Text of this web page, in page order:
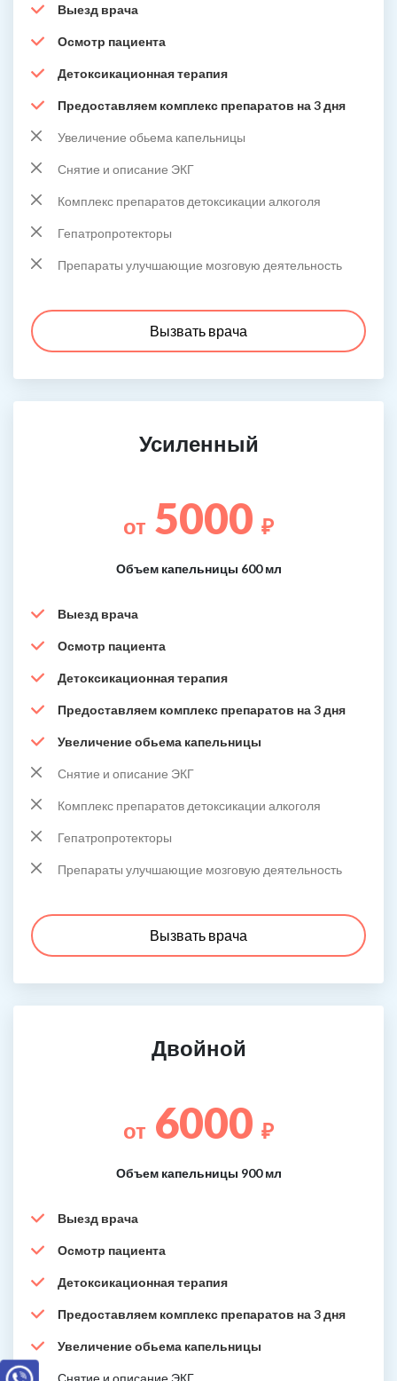
Выезд врача
Осмотр пациента
Детоксикационная терапия
Предоставляем комплекс препаратов на 3 дня
Увеличение обьема капельницы
Снятие и описание ЭКГ
Комплекс препаратов детоксикации алкоголя
Гепатропротекторы
Препараты улучшающие мозговую деятельность
Вызвать врача
Усиленный
от 5000 ₽
Объем капельницы 600 мл
Выезд врача
Осмотр пациента
Детоксикационная терапия
Предоставляем комплекс препаратов на 3 дня
Увеличение обьема капельницы
Снятие и описание ЭКГ
Комплекс препаратов детоксикации алкоголя
Гепатропротекторы
Препараты улучшающие мозговую деятельность
Вызвать врача
Двойной
от 6000 ₽
Объем капельницы 900 мл
Выезд врача
Осмотр пациента
Детоксикационная терапия
Предоставляем комплекс препаратов на 3 дня
Увеличение обьема капельницы
Снятие и описание ЭКГ